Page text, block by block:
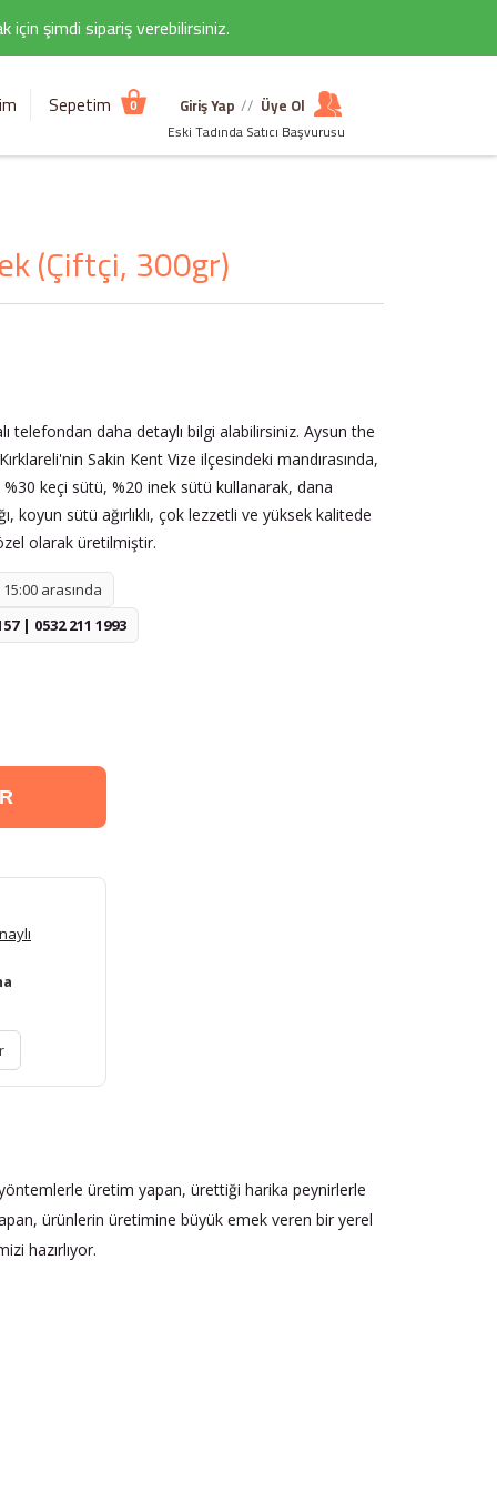
için şimdi sipariş verebilirsiniz.
Sepetim 0 Giriş Yap // Üye Ol
Eski Tadında Satıcı Başvurusu
(Çiftçi, 300gr)
telefondan daha detaylı bilgi alabilirsiniz. Aysun the
Sakin Kent Vize ilçesindeki mandırasında,
keçi sütü, %20 inek sütü kullanarak, dana
koyun sütü ağırlıklı, çok lezzetli ve yüksek kalitede
olarak üretilmiştir.
15:00 arasında
| 0532 211 1993
yöntemlerle üretim yapan, ürettiği harika peynirlerle
ürünlerin üretimine büyük emek veren bir yerel
hazırlıyor.